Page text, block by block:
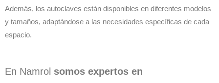
Además, los autoclaves están disponibles en diferentes modelos
y tamaños, adaptándose a las necesidades específicas de cada
espacio.
En Namrol somos expertos en